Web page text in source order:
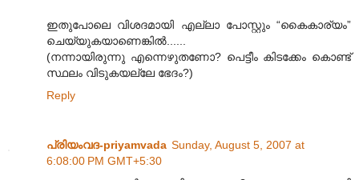
ഇതുപോലെ വിശദമായി എല്ലാ പോസ്റ്റും “കൈകാര്യം”
ചെയ്യുകയാണെങ്കില്‍......
(നന്നായിരുന്നു എന്നെഴുതണോ? പെട്ടീം കിടക്കേം കൊണ്ട്
സ്ഥലം വിടുകയല്ലേ ഭേദം?)
Reply
പ്രിയംവദ-priyamvada Sunday, August 5, 2007 at
6:08:00 PM GMT+5:30